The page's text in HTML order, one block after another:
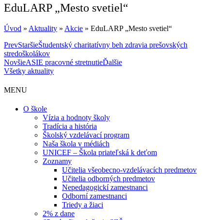
EduLARP „Mesto svetiel“
Úvod » Aktuality » Akcie » EduLARP „Mesto svetiel“
PrevStaršieŠtudentský charitatívny beh zdravia prešovských
stredoškolákov
NovšieASIE pracovné stretnutieĎalšie
Všetky aktuality
MENU
O škole
Vízia a hodnoty školy
Tradícia a história
Školský vzdelávací program
Naša škola v médiách
UNICEF – Škola priateľská k deťom
Zoznamy
Učitelia všeobecno-vzdelávacích predmetov
Učitelia odborných predmetov
Nepedagogickí zamestnanci
Odborní zamestnanci
Triedy a žiaci
2% z dane